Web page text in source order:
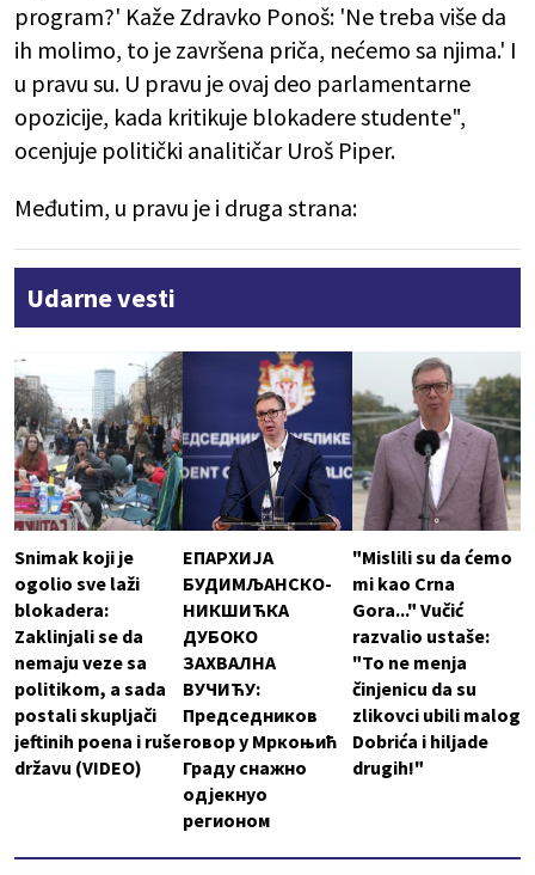
program?' Kaže Zdravko Ponoš: 'Ne treba više da
ih molimo, to je završena priča, nećemo sa njima.' I
u pravu su. U pravu je ovaj deo parlamentarne
opozicije, kada kritikuje blokadere studente",
ocenjuje politički analitičar Uroš Piper.
Međutim, u pravu je i druga strana:
Udarne vesti
Snimak koji je
ogolio sve laži
blokadera:
Zaklinjali se da
nemaju veze sa
politikom, a sada
postali skupljači
jeftinih poena i ruše
državu (VIDEO)
ЕПАРХИЈА
БУДИМЉАНСКО-
НИКШИЋКА
ДУБОКО
ЗАХВАЛНА
ВУЧИЋУ:
Председников
говор у Мркоњић
Граду снажно
одјекнуо
регионом
"Mislili su da ćemo
mi kao Crna
Gora..." Vučić
razvalio ustaše:
"To ne menja
činjenicu da su
zlikovci ubili malog
Dobrića i hiljade
drugih!"